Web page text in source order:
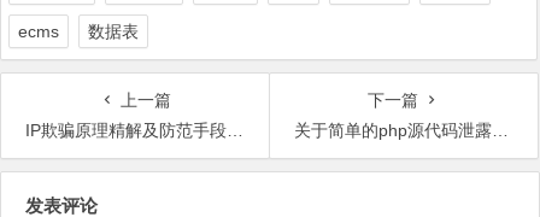
ecms 数据表
上一篇
IP欺骗原理精解及防范手段综述
下一篇
关于简单的php源代码泄露漏洞的发掘
发表评论